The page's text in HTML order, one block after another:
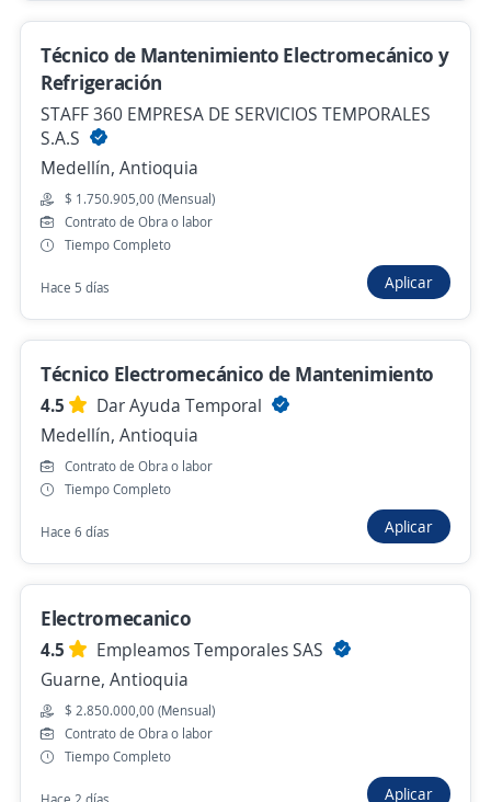
Hace 23 horas
Técnico de Soporte y Mantenimiento –
Línea Marrón / Laureles
Gi Group Colombia
Medellín, Antioquia
$ 3.000.000,00 (Mensual)
Ayer
Gestor Técnico y De Compras servicios de
mantenimiento , Medellín
4,5
SODEXO S.A.S
Medellín, Antioquia
Presencial y remoto
Ayer
Anterior
Nuevas ofertas de empleo
Técnico de Mantenimiento Electromecánico y
Refrigeración
STAFF 360 EMPRESA DE SERVICIOS TEMPORALES
S.A.S
Medellín, Antioquia
$ 1.750.905,00 (Mensual)
Contrato de Obra o labor
Tiempo Completo
Hace 5 días Aplicar
Técnico Electromecánico de Mantenimiento
4.5
Dar Ayuda Temporal
Medellín, Antioquia
Contrato de Obra o labor
Tiempo Completo
Hace 6 días Aplicar
Electromecanico
4.5
Empleamos Temporales SAS
Guarne, Antioquia
$ 2.850.000,00 (Mensual)
Contrato de Obra o labor
Tiempo Completo
Aplicar